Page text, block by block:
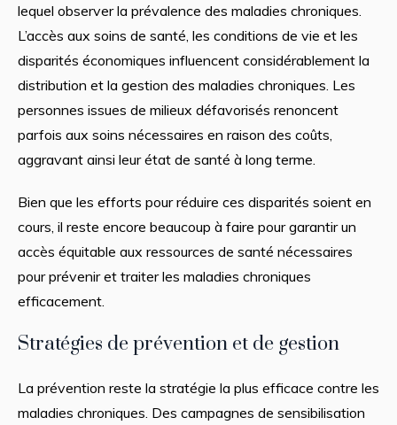
lequel observer la prévalence des maladies chroniques.
L’accès aux soins de santé, les conditions de vie et les
disparités économiques influencent considérablement la
distribution et la gestion des maladies chroniques. Les
personnes issues de milieux défavorisés renoncent
parfois aux soins nécessaires en raison des coûts,
aggravant ainsi leur état de santé à long terme.
Bien que les efforts pour réduire ces disparités soient en
cours, il reste encore beaucoup à faire pour garantir un
accès équitable aux ressources de santé nécessaires
pour prévenir et traiter les maladies chroniques
efficacement.
Stratégies de prévention et de gestion
La prévention reste la stratégie la plus efficace contre les
maladies chroniques. Des campagnes de sensibilisation